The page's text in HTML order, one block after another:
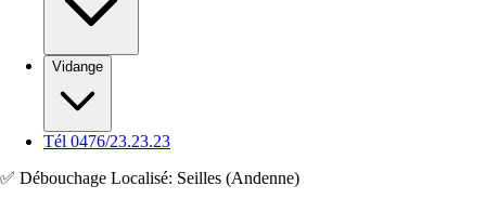
Vidange
Tél 0476/23.23.23
✅ Débouchage Localisé: Seilles (Andenne)